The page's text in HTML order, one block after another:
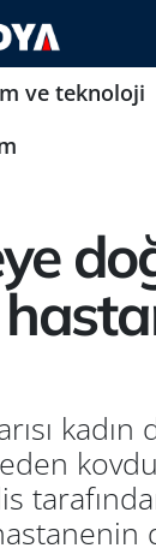
ve teknoloji